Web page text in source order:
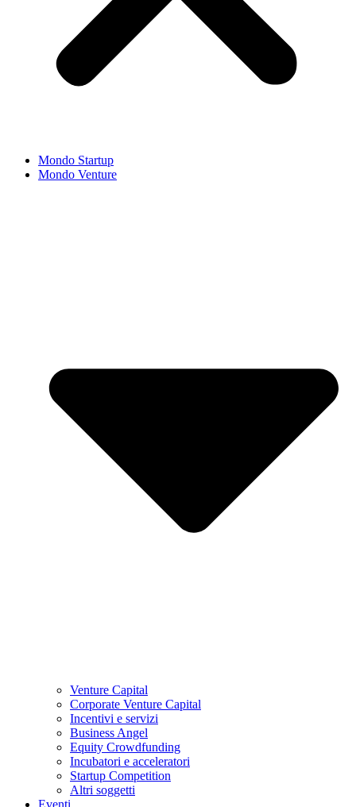
Mondo Startup
Mondo Venture
Venture Capital
Corporate Venture Capital
Incentivi e servizi
Business Angel
Equity Crowdfunding
Incubatori e acceleratori
Startup Competition
Altri soggetti